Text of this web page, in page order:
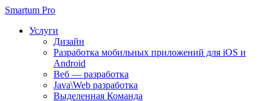
Smartum Pro
Услуги
Дизайн
Разработка мобильных приложений для iOS и
Android
Веб — разработка
Java\Web разработка
Выделенная Команда